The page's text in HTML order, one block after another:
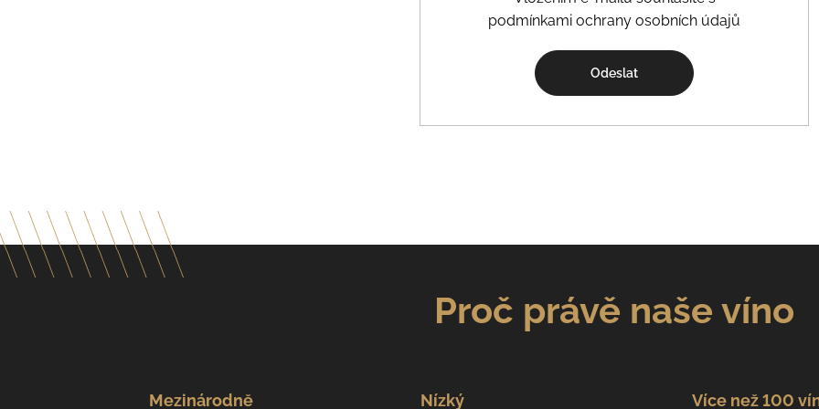
podmínkami ochrany osobních údajů
Odeslat
Proč právě naše víno
Mezinárodně
Nízký
Více než 100